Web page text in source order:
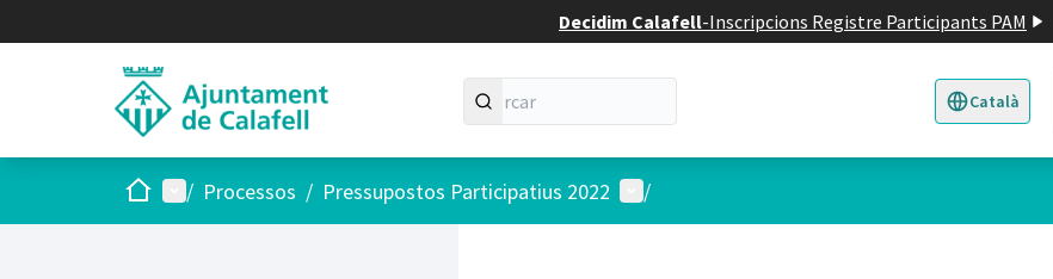
Decidim Calafell-Inscripcions Registre Participants PAM
Català
Triar la llengua
Inici Menú principal
/ Processos / Pressupostos Participatius 2022 Menú d'usuari
/